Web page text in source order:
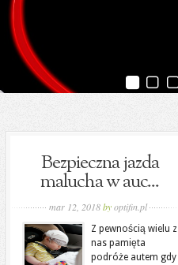
Bezpieczna jazda
malucha w auc...
mar 12, 2018byoptifin.pl
Z pewnością wielu z
nas pamięta
podróże autem gdy